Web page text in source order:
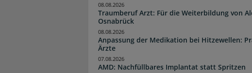
Traumberuf Arzt: Für die Weiterbildung von
Osnabrück
08.08.2026
Anpassung der Medikation bei Hitzewellen:
Ärzte
08.08.2026
AMD: Nachfüllbares Implantat statt Spritzen
07.08.2026